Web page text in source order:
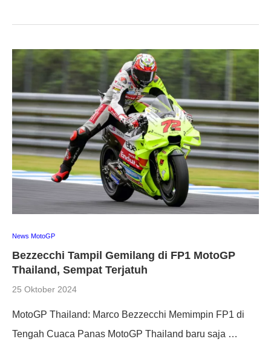
News MotoGP
Bezzecchi Tampil Gemilang di FP1 MotoGP
Thailand, Sempat Terjatuh
25 Oktober 2024
MotoGP Thailand: Marco Bezzecchi Memimpin FP1 di
Tengah Cuaca Panas MotoGP Thailand baru saja …